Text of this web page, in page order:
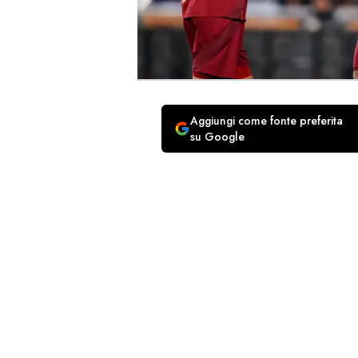
Aggiungi come fonte preferita
su Google